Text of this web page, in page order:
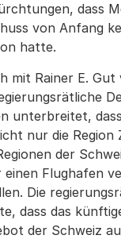
dass
von Anfang
hatte.
mit Rainer E.
unterbreitet,
nur die Region
der
einen Flughafen
Die
dass das
der Schweiz